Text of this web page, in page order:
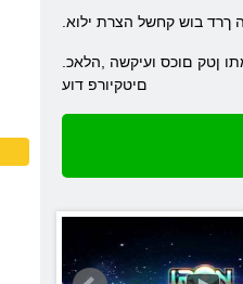
ךרד בוש קחשל הצרת ילוא
םיטקיורפ דוע